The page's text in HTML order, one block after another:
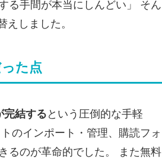
る手間が本当にしんどい」 そん
しました。
た点
完結するという圧倒的な手軽
のインポート・管理、購読フォ
るのが革命的でした。 また無料